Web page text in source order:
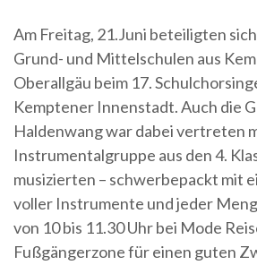
Am Freitag, 21.Juni beteiligten
Grund- und Mittelschulen aus
Oberallgäu beim 17.
Kemptener Innenstadt. Auch die
Haldenwang war dabei vertreten
Instrumentalgruppe aus den 4.
musizierten – schwerbepackt mit
voller Instrumente und jeder
von 10 bis 11.30 Uhr bei Mode
Fußgängerzone für einen guten